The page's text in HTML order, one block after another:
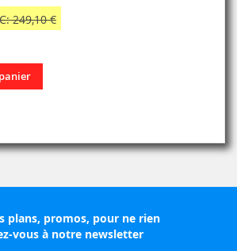
249,10 €
plans, promos, pour ne rien
vous à notre newsletter